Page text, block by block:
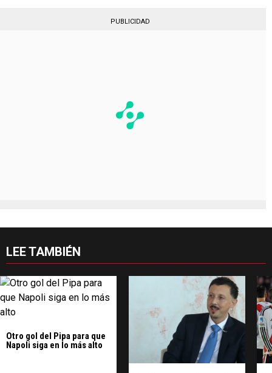
PUBLICIDAD
LEE TAMBIÉN
Otro gol del Pipa para que
Napoli siga en lo más alto